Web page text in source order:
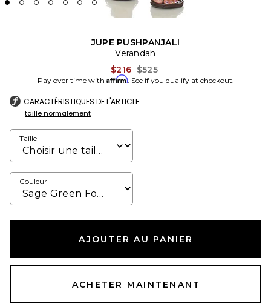
JUPE PUSHPANJALI
Verandah
$216 Previous price:
$525
Pay over time with Affirm. See if you qualify at checkout.
CARACTÉRISTIQUES DE L'ARTICLE
taille normalement
Taille
Couleur
AJOUTER AU PANIER
ACHETER MAINTENANT